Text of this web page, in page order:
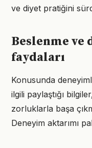
ve diyet pratiğini
Beslenme ve
faydaları
Konusunda
ilgili paylaştığı
zorluklarla başa
Deneyim aktarımı